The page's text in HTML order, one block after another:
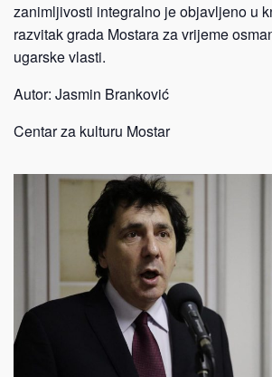
zanimljivosti integralno je objavljeno u
razvitak grada Mostara za vrijeme
ugarske vlasti.
Autor: Jasmin Branković
Centar za kulturu Mostar